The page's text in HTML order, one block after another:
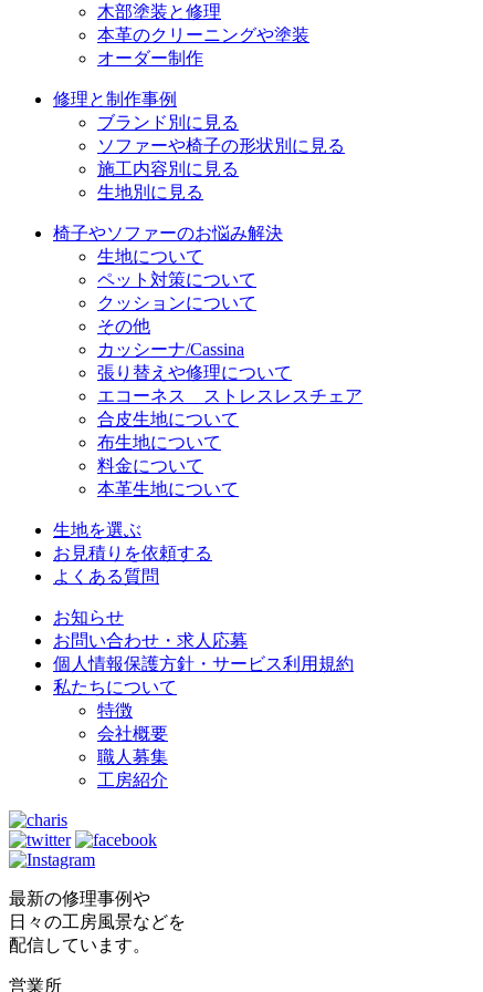
木部塗装と修理
本革のクリーニングや塗装
オーダー制作
修理と制作事例
ブランド別に見る
ソファーや椅子の形状別に見る
施工内容別に見る
生地別に見る
椅子やソファーのお悩み解決
生地について
ペット対策について
クッションについて
その他
カッシーナ/Cassina
張り替えや修理について
エコーネス ストレスレスチェア
合皮生地について
布生地について
料金について
本革生地について
生地を選ぶ
お見積りを依頼する
よくある質問
お知らせ
お問い合わせ・求人応募
個人情報保護方針・サービス利用規約
私たちについて
特徴
会社概要
職人募集
工房紹介
最新の修理事例や
日々の工房風景などを
配信しています。
営業所